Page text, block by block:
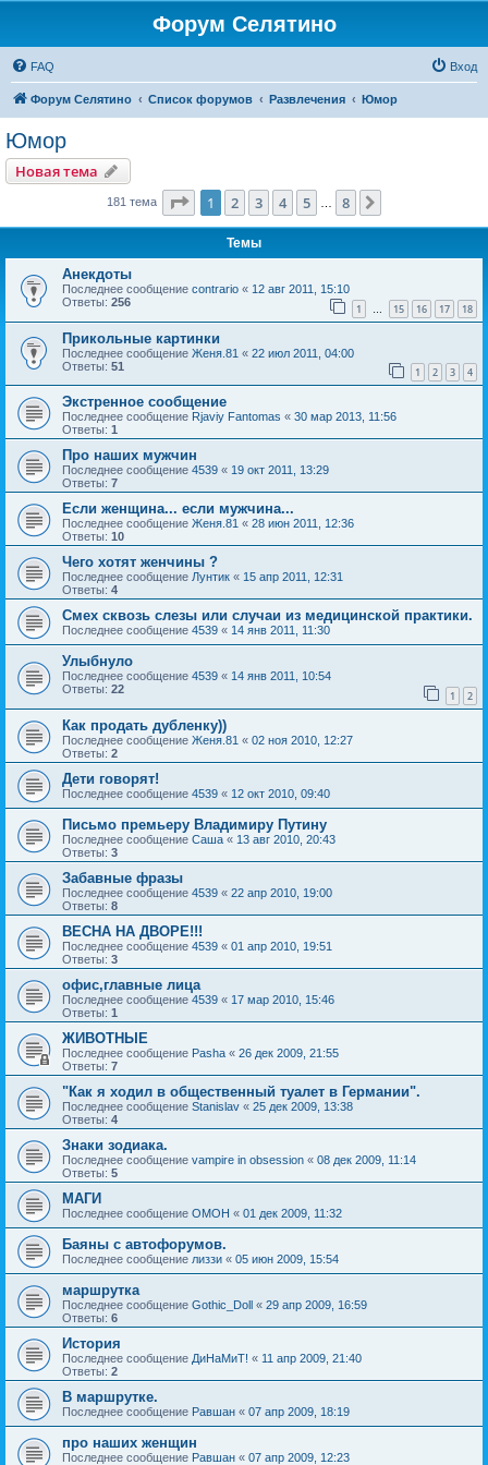
Форум Селятино
FAQ Вход
Форум Селятино Список форумов Развлечения Юмор
Юмор
Новая тема
181 тема Страница из
1 2 3 4 5 8
Темы
Анекдоты
Последнее сообщение contrario « 12 авг 2011, 15:10
Ответы: 256 1 … 15 16 17 18
Прикольные картинки
Последнее сообщение Женя.81 « 22 июл 2011, 04:00
Ответы: 51 1 2 3 4
Экстренное сообщение
Последнее сообщение Rjaviy Fantomas « 30 мар 2013, 11:56
Ответы: 1
Про наших мужчин
Последнее сообщение 4539 « 19 окт 2011, 13:29
Ответы: 7
Если женщина... если мужчина...
Последнее сообщение Женя.81 « 28 июн 2011, 12:36
Ответы: 10
Чего хотят женчины ?
Последнее сообщение Лунтик « 15 апр 2011, 12:31
Ответы: 4
Смех сквозь слезы или случаи из медицинской практики.
Последнее сообщение 4539 « 14 янв 2011, 11:30
Улыбнуло
Последнее сообщение 4539 « 14 янв 2011, 10:54
Ответы: 22 1 2
Как продать дубленку))
Последнее сообщение Женя.81 « 02 ноя 2010, 12:27
Ответы: 2
Дети говорят!
Последнее сообщение 4539 « 12 окт 2010, 09:40
Письмо премьеру Владимиру Путину
Последнее сообщение Саша « 13 авг 2010, 20:43
Ответы: 3
Забавные фразы
Последнее сообщение 4539 « 22 апр 2010, 19:00
Ответы: 8
ВЕСНА НА ДВОРЕ!!!
Последнее сообщение 4539 « 01 апр 2010, 19:51
Ответы: 3
офис,главные лица
Последнее сообщение 4539 « 17 мар 2010, 15:46
Ответы: 1
ЖИВОТНЫЕ
Последнее сообщение Pasha « 26 дек 2009, 21:55
Ответы: 7
"Как я ходил в общественный туалет в Германии".
Последнее сообщение Stanislav « 25 дек 2009, 13:38
Ответы: 4
Знаки зодиака.
Последнее сообщение vampire in obsession « 08 дек 2009, 11:14
Ответы: 5
МАГИ
Последнее сообщение OMOH « 01 дек 2009, 11:32
Баяны с автофорумов.
Последнее сообщение лиззи « 05 июн 2009, 15:54
маршрутка
Последнее сообщение Gothic_Doll « 29 апр 2009, 16:59
Ответы: 6
История
Последнее сообщение ДиНаМиТ! « 11 апр 2009, 21:40
Ответы: 2
В маршрутке.
Последнее сообщение Равшан « 07 апр 2009, 18:19
про наших женщин
Последнее сообщение Равшан « 07 апр 2009, 12:23